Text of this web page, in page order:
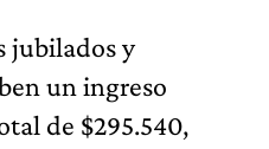
jubilados y
un ingreso
de $295.540,